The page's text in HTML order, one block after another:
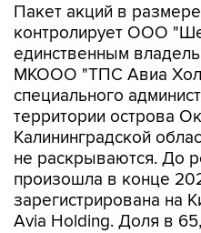
Пакет акций в
контролирует ООО
единственным
МКООО "ТПС Авиа
специального
территории острова
Калининградской
не раскрываются. До
произошла в конце
зарегистрирована на
Avia Holding. Доля в